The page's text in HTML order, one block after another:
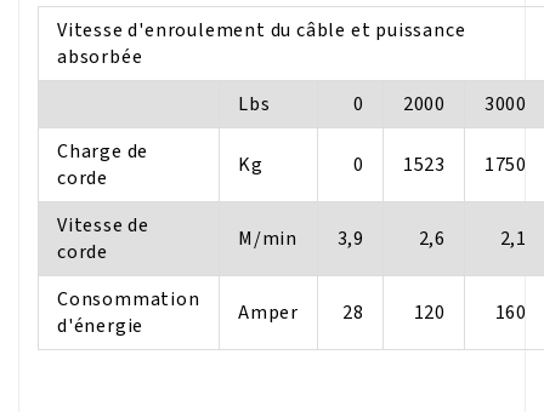
Vitesse d'enroulement du câble et puissance
absorbée
Lbs
0 2000
3000
Charge de
corde
Kg 0 1523 1750
Vitesse de
corde
M/min 3,9 2,6 2,1
Consommation
d'énergie
Amper 28 120 160